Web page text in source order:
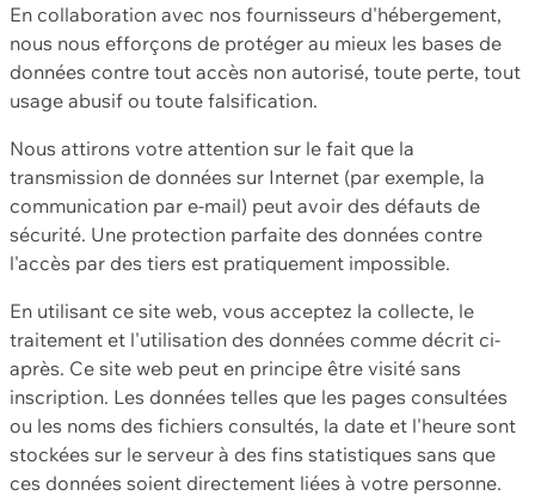
En collaboration avec nos fournisseurs d'hébergement,
nous nous efforçons de protéger au mieux les bases de
données contre tout accès non autorisé, toute perte, tout
usage abusif ou toute falsification.
Nous attirons votre attention sur le fait que la
transmission de données sur Internet (par exemple, la
communication par e-mail) peut avoir des défauts de
sécurité. Une protection parfaite des données contre
l'accès par des tiers est pratiquement impossible.
En utilisant ce site web, vous acceptez la collecte, le
traitement et l'utilisation des données comme décrit ci-
après. Ce site web peut en principe être visité sans
inscription. Les données telles que les pages consultées
ou les noms des fichiers consultés, la date et l'heure sont
stockées sur le serveur à des fins statistiques sans que
ces données soient directement liées à votre personne.